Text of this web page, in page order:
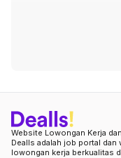
Website Lowongan Kerja
Dealls adalah job portal
lowongan kerja berkualitas